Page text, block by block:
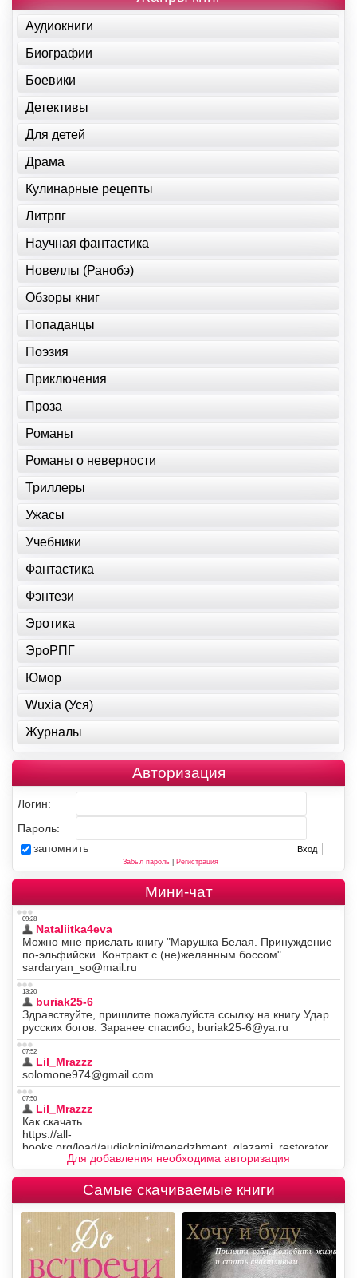
Аудиокниги
Биографии
Боевики
Детективы
Для детей
Драма
Кулинарные рецепты
Литрпг
Научная фантастика
Новеллы (Ранобэ)
Обзоры книг
Попаданцы
Поэзия
Приключения
Проза
Романы
Романы о неверности
Триллеры
Ужасы
Учебники
Фантастика
Фэнтези
Эротика
ЭроРПГ
Юмор
Wuxia (Уся)
Журналы
Авторизация
Логин:
Пароль:
запомнить
Забыл пароль| Регистрация
Мини-чат
Для добавления необходима авторизация
Самые скачиваемые книги